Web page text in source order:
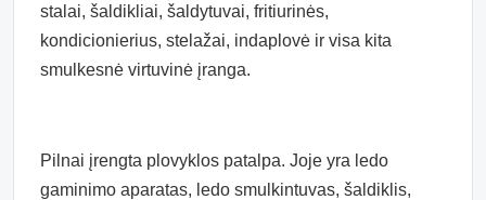
stalai, šaldikliai, šaldytuvai, fritiurinės,
kondicionierius, stelažai, indaplovė ir visa kita
smulkesnė virtuvinė įranga.
Pilnai įrengta plovyklos patalpa. Joje yra ledo
gaminimo aparatas, ledo smulkintuvas, šaldiklis,